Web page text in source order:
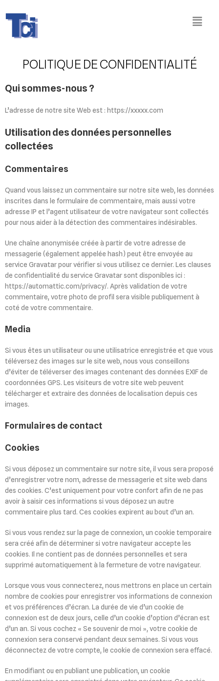
POLITIQUE DE CONFIDENTIALITÉ
Qui sommes-nous ?
L’adresse de notre site Web est : https://xxxxx.com
Utilisation des données personnelles
collectées
Commentaires
Quand vous laissez un commentaire sur notre site web, les données
inscrites dans le formulaire de commentaire, mais aussi votre
adresse IP et l’agent utilisateur de votre navigateur sont collectés
pour nous aider à la détection des commentaires indésirables.
Une chaîne anonymisée créée à partir de votre adresse de
messagerie (également appelée hash) peut être envoyée au
service Gravatar pour vérifier si vous utilisez ce dernier. Les clauses
de confidentialité du service Gravatar sont disponibles ici :
https://automattic.com/privacy/. Après validation de votre
commentaire, votre photo de profil sera visible publiquement à
coté de votre commentaire.
Media
Si vous êtes un utilisateur ou une utilisatrice enregistrée et que vous
téléversez des images sur le site web, nous vous conseillons
d’éviter de téléverser des images contenant des données EXIF de
coordonnées GPS. Les visiteurs de votre site web peuvent
télécharger et extraire des données de localisation depuis ces
images.
Formulaires de contact
Cookies
Si vous déposez un commentaire sur notre site, il vous sera proposé
d’enregistrer votre nom, adresse de messagerie et site web dans
des cookies. C’est uniquement pour votre confort afin de ne pas
avoir à saisir ces informations si vous déposez un autre
commentaire plus tard. Ces cookies expirent au bout d’un an.
Si vous vous rendez sur la page de connexion, un cookie temporaire
sera créé afin de déterminer si votre navigateur accepte les
cookies. Il ne contient pas de données personnelles et sera
supprimé automatiquement à la fermeture de votre navigateur.
Lorsque vous vous connecterez, nous mettrons en place un certain
nombre de cookies pour enregistrer vos informations de connexion
et vos préférences d’écran. La durée de vie d’un cookie de
connexion est de deux jours, celle d’un cookie d’option d’écran est
d’un an. Si vous cochez « Se souvenir de moi », votre cookie de
connexion sera conservé pendant deux semaines. Si vous vous
déconnectez de votre compte, le cookie de connexion sera effacé.
En modifiant ou en publiant une publication, un cookie